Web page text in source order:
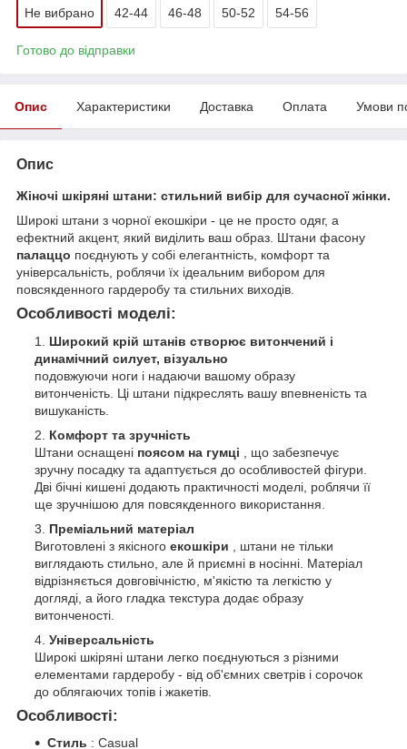
Не вибрано 42-44 46-48 50-52 54-56
Готово до відправки
Опис Характеристики Доставка Оплата Умови
Опис
Жіночі шкіряні штани: стильний вибір для сучасної жінки.
Широкі штани з чорної екошкіри - це не просто одяг, а
ефектний акцент, який виділить ваш образ. Штани фасону
палаццо поєднують у собі елегантність, комфорт та
універсальність, роблячи їх ідеальним вибором для
повсякденного гардеробу та стильних виходів.
Особливості моделі:
Широкий крій штанів створює витончений і
динамічний силует, візуально
подовжуючи ноги і надаючи вашому образу
витонченість. Ці штани підкреслять вашу впевненість та
вишуканість.
Комфорт та зручність
Штани оснащені поясом на гумці , що забезпечує
зручну посадку та адаптується до особливостей фігури.
Дві бічні кишені додають практичності моделі, роблячи її
ще зручнішою для повсякденного використання.
Преміальний матеріал
Виготовлені з якісного екошкіри , штани не тільки
виглядають стильно, але й приємні в носінні. Матеріал
відрізняється довговічністю, м'якістю та легкістю у
догляді, а його гладка текстура додає образу
витонченості.
Універсальність
Широкі шкіряні штани легко поєднуються з різними
елементами гардеробу - від об'ємних светрів і сорочок
до облягаючих топів і жакетів.
Особливості:
Стиль : Casual